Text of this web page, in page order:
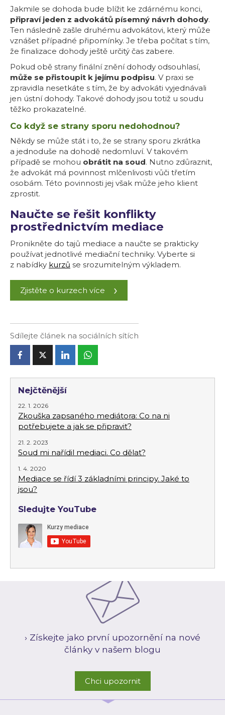
Jakmile se dohoda bude blížit ke zdárnému konci,
připraví jeden z advokátů písemný návrh dohody.
Ten následně zašle druhému advokátovi, který může
vznášet případné připomínky. Je třeba počítat s tím,
že finalizace dohody ještě určitý čas zabere.
Pokud obě strany finální znění dohody odsouhlasí,
může se přistoupit k jejímu podpisu. V praxi se
zpravidla nesetkáte s tím, že by advokáti vyjednávali
jen ústní dohody. Takové dohody jsou totiž u soudu
těžko prokazatelné.
Co když se strany sporu nedohodnou?
Někdy se může stát i to, že se strany sporu zkrátka
a jednoduše na dohodě nedomluví. V takovém
případě se mohou obrátit na soud. Nutno zdůraznit,
že advokát má povinnost mlčenlivosti vůči třetím
osobám. Této povinnosti jej však může jeho klient
zprostit.
Naučte se řešit konflikty
prostřednictvím mediace
Pronikněte do tajů mediace a naučte se prakticky
používat jednotlivé mediační techniky. Vyberte si
z nabídky kurzů se srozumitelným výkladem.
Zjistěte o kurzech více
Sdílejte článek na sociálních sítích
Nejčtěnější
22. 1. 2026
Zkouška zapsaného mediátora: Co na ni
potřebujete a jak se připravit?
21. 2. 2023
Soud mi nařídil mediaci. Co dělat?
1. 4. 2020
Mediace se řídí 3 základními principy. Jaké to
jsou?
Sledujte YouTube
› Získejte jako první upozornění na nové
články v našem blogu
Chci upozornit